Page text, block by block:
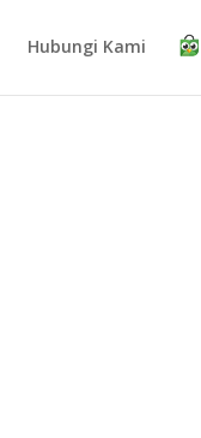
Hubungi Kami